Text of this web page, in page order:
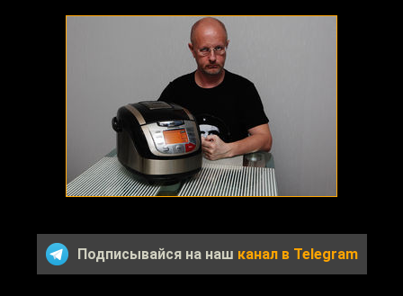
Подписывайся на наш канал в Telegram